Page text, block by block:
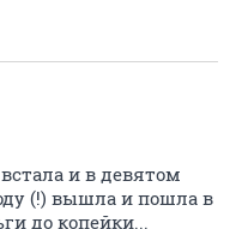
и в девятом
(!) вышла и пошла в
до копейки...